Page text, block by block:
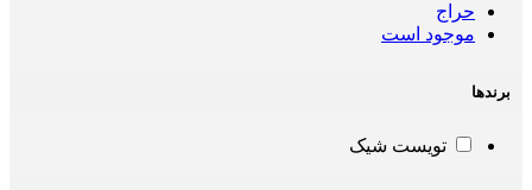
حراج
موجود است
برندها
تویست شیک